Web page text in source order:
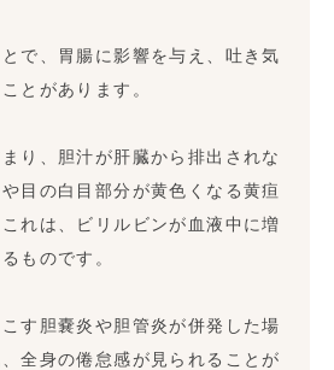
で、胃腸に影響を与え、吐き気
とがあります。
り、胆汁が肝臓から排出されな
目の白目部分が黄色くなる黄疸
れは、ビリルビンが血液中に増
ものです。
す胆嚢炎や胆管炎が併発した場
全身の倦怠感が見られることが